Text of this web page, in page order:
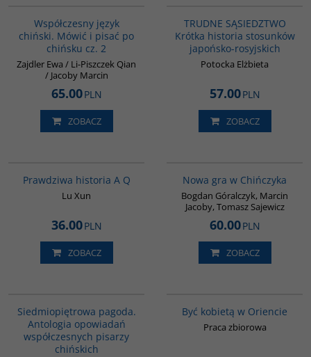
Współczesny język
chiński. Mówić i pisać po
chińsku cz. 2
Zajdler Ewa / Li-Piszczek Qian
/ Jacoby Marcin
65.00PLN
ZOBACZ
TRUDNE SĄSIEDZTWO
Krótka historia stosunków
japońsko-rosyjskich
Potocka Elżbieta
57.00PLN
ZOBACZ
Prawdziwa historia A Q
Lu Xun
36.00PLN
ZOBACZ
Nowa gra w Chińczyka
Bogdan Góralczyk, Marcin
Jacoby, Tomasz Sajewicz
60.00PLN
ZOBACZ
Siedmiopiętrowa pagoda.
Antologia opowiadań
współczesnych pisarzy
chińskich
Być kobietą w Oriencie
Praca zbiorowa